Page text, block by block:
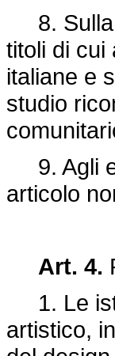
8. Sulla
titoli di cui
italiane e
studio
9. Agli
articolo
Art. 4.
1. Le
artistico,